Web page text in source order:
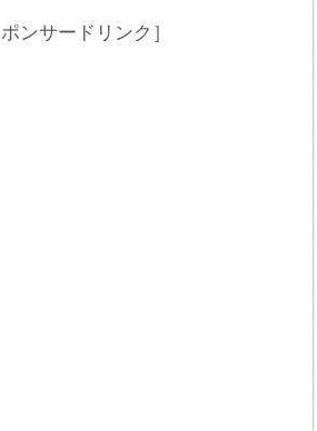
ポンサードリンク］